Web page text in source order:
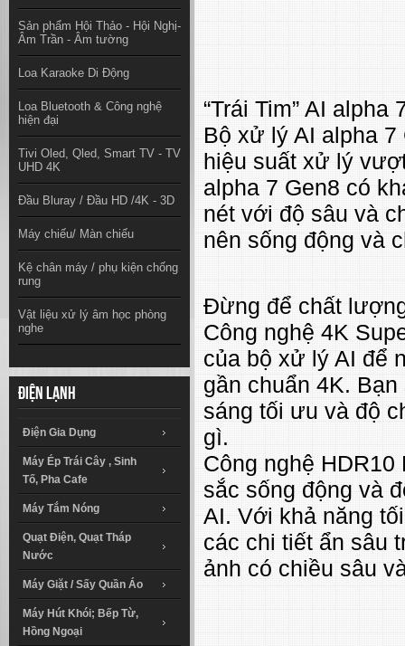
Sản phẩm Hội Thảo - Hội Nghị-
Âm Trần - Âm tường
Loa Karaoke Di Động
Loa Bluetooth & Công nghệ
hiện đại
Tivi Oled, Qled, Smart TV - TV
UHD 4K
Đầu Bluray / Đầu HD /4K - 3D
Máy chiếu/ Màn chiếu
Kệ chân máy / phụ kiện chống
rung
Vật liệu xử lý âm học phòng
nghe
Điện lạnh
Điện Gia Dụng
Máy Ép Trái Cây , Sinh
Tố, Pha Cafe
Máy Tắm Nóng
Quạt Điện, Quạt Tháp
Nước
Máy Giặt / Sấy Quần Áo
Máy Hút Khói; Bếp Từ,
Hồng Ngoại
“Trái Tim” AI
Bộ xử lý AI alpha 7
hiệu suất xử lý
alpha 7 Gen8 có
nét với độ sâu và
nên sống động và
Đừng để chất
Công nghệ 4K
của bộ xử lý AI để
gần chuẩn 4K.
sáng tối ưu và độ
gì.
Công nghệ
sắc sống động và
AI. Với khả năng
các chi tiết ẩn sâu
ảnh có chiều sâu